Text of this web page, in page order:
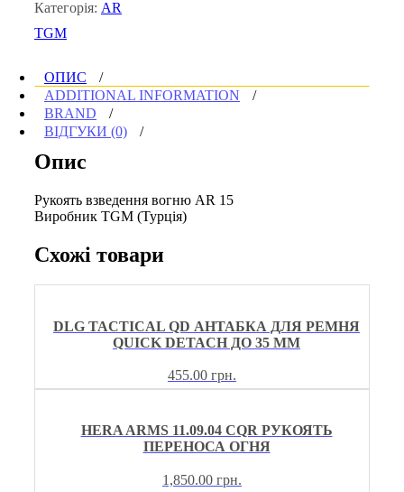
Категорія: AR
TGM
ОПИС
ADDITIONAL INFORMATION
BRAND
ВІДГУКИ (0)
Опис
Рукоять взведення вогню AR 15
Виробник TGM (Турція)
Схожі товари
DLG TACTICAL QD АНТАБКА ДЛЯ РЕМНЯ
QUICK DETACH ДО 35 ММ
455.00 грн.
HERA ARMS 11.09.04 CQR РУКОЯТЬ
ПЕРЕНОСА ОГНЯ
1,850.00 грн.